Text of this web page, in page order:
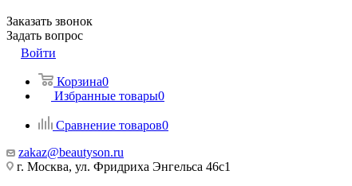
Заказать звонок
Задать вопрос
Войти
Корзина0
Избранные товары0
Сравнение товаров0
zakaz@beautyson.ru
г. Москва, ул. Фридриха Энгельса 46с1